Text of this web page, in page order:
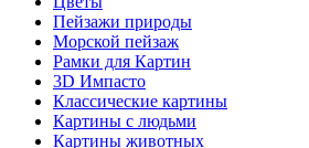
Пейзажи природы
Морской пейзаж
Рамки для Картин
3D Импасто
Классические картины
Картины с людьми
Картины животных